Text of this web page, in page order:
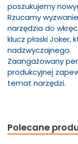
poszukujemy
Rzucamy
narzędzia do
klucz płaski Joker,
nadzwyczajnego.
Zaangażowany
produkcyjnej
temat narzędzi.
Polecane